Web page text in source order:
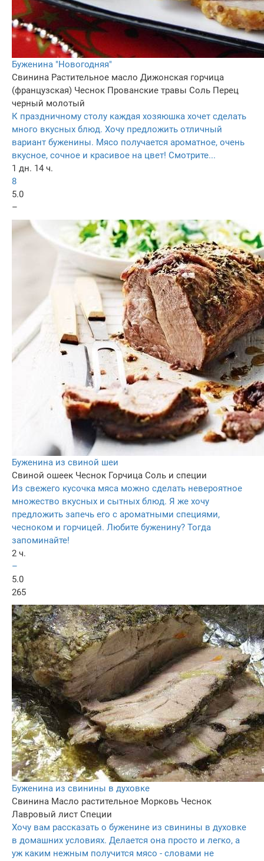
Буженина "Новогодняя"
Свинина Растительное масло Дижонская горчица
(французская) Чеснок Прованские травы Соль Перец
черный молотый
К праздничному столу каждая хозяюшка хочет сделать
много вкусных блюд. Хочу предложить отличный
вариант буженины. Мясо получается ароматное, очень
вкусное, сочное и красивое на цвет! Смотрите...
1 дн. 14 ч.
8
5.0
–
Буженина из свиной шеи
Свиной ошеек Чеснок Горчица Соль и специи
Из свежего кусочка мяса можно сделать невероятное
множество вкусных и сытных блюд. Я же хочу
предложить запечь его с ароматными специями,
чесноком и горчицей. Любите буженину? Тогда
запоминайте!
2 ч.
–
5.0
265
Буженина из свинины в духовке
Свинина Масло растительное Морковь Чеснок
Лавровый лист Специи
Хочу вам рассказать о буженине из свинины в духовке
в домашних условиях. Делается она просто и легко, а
уж каким нежным получится мясо - словами не